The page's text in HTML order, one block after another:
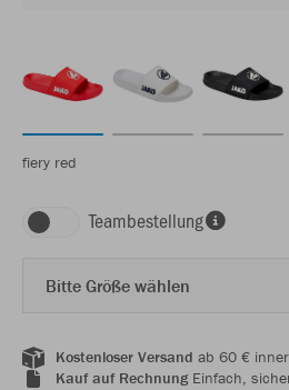
fiery red
Teambestellung
Bitte Größe wählen
Kostenloser Versand ab 60 €
Kauf auf RechnungEinfach,